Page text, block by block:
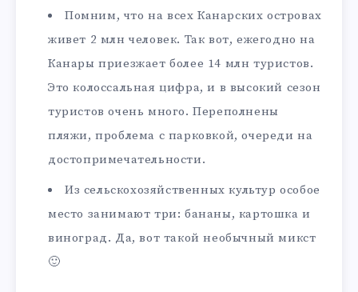
Помним, что на всех Канарских островах
живет 2 млн человек. Так вот, ежегодно на
Канары приезжает более 14 млн туристов.
Это колоссальная цифра, и в высокий сезон
туристов очень много. Переполнены
пляжи, проблема с парковкой, очереди на
достопримечательности.
Из сельскохозяйственных культур особое
место занимают три: бананы, картошка и
виноград. Да, вот такой необычный микст
🙂